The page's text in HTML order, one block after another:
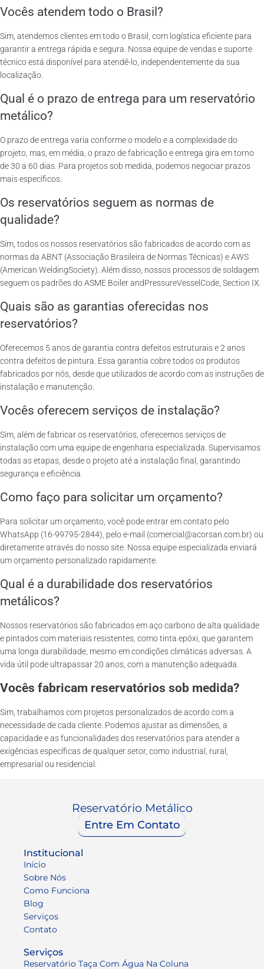
Vocês atendem todo o Brasil?
Sim, atendemos clientes em todo o Brasil, com logística eficiente para
garantir a entrega rápida e segura. Nossa equipe de vendas e suporte
técnico está disponível para atendê-lo, independentemente da sua
localização.
Qual é o prazo de entrega para um reservatório
metálico?
O prazo de entrega varia conforme o modelo e a complexidade do
projeto, mas, em média, o prazo de fabricação e entrega gira em torno
de 30 a 60 dias. Para projetos sob medida, podemos negociar prazos
mais específicos.
Os reservatórios seguem as normas de
qualidade?
Sim, todos os nossos reservatórios são fabricados de acordo com as
normas da ABNT (Associação Brasileira de Normas Técnicas) e AWS
(American WeldingSociety). Além disso, nossos processos de soldagem
seguem os padrões do ASME Boiler andPressureVesselCode, Section IX.
Quais são as garantias oferecidas nos
reservatórios?
Oferecemos 5 anos de garantia contra defeitos estruturais e 2 anos
contra defeitos de pintura. Essa garantia cobre todos os produtos
fabricados por nós, desde que utilizados de acordo com as instruções de
instalação e manutenção.
Vocês oferecem serviços de instalação?
Sim, além de fabricar os reservatórios, oferecemos serviços de
instalação com uma equipe de engenharia especializada. Supervisamos
todas as etapas, desde o projeto até a instalação final, garantindo
segurança e eficiência.
Como faço para solicitar um orçamento?
Para solicitar um orçamento, você pode entrar em contato pelo
WhatsApp (16-99795-2844), pelo e-mail (comercial@acorsan.com.br) ou
diretamente através do nosso site. Nossa equipe especializada enviará
um orçamento personalizado rapidamente.
Qual é a durabilidade dos reservatórios
metálicos?
Nossos reservatórios são fabricados em aço carbono de alta qualidade
e pintados com materiais resistentes, como tinta epóxi, que garantem
uma longa durabilidade, mesmo em condições climáticas adversas. A
vida útil pode ultrapassar 20 anos, com a manutenção adequada.
Vocês fabricam reservatórios sob medida?
Sim, trabalhamos com projetos personalizados de acordo com a
necessidade de cada cliente. Podemos ajustar as dimensões, a
capacidade e as funcionalidades dos reservatórios para atender a
exigências específicas de qualquer setor, como industrial, rural,
empresarial ou residencial.
Reservatório Metálico
Entre Em Contato
Institucional
Início
Sobre Nós
Como Funciona
Blog
Serviços
Contato
Serviços
Reservatório Taça Com Água Na Coluna